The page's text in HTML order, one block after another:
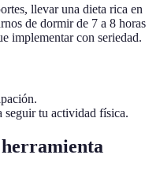
llevar una dieta rica en
de dormir de 7 a 8 horas
implementar con seriedad.
seguir tu actividad física.